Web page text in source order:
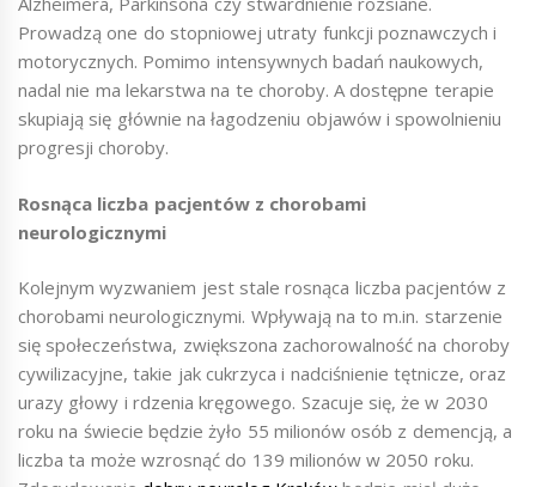
Prowadzą one do stopniowej utraty funkcji poznawczych i
motorycznych. Pomimo intensywnych badań naukowych,
nadal nie ma lekarstwa na te choroby. A dostępne terapie
skupiają się głównie na łagodzeniu objawów i spowolnieniu
progresji choroby.
Rosnąca liczba pacjentów z chorobami
neurologicznymi
Kolejnym wyzwaniem jest stale rosnąca liczba pacjentów z
chorobami neurologicznymi. Wpływają na to m.in. starzenie
się społeczeństwa, zwiększona zachorowalność na choroby
cywilizacyjne, takie jak cukrzyca i nadciśnienie tętnicze, oraz
urazy głowy i rdzenia kręgowego. Szacuje się, że w 2030
roku na świecie będzie żyło 55 milionów osób z demencją, a
liczba ta może wzrosnąć do 139 milionów w 2050 roku.